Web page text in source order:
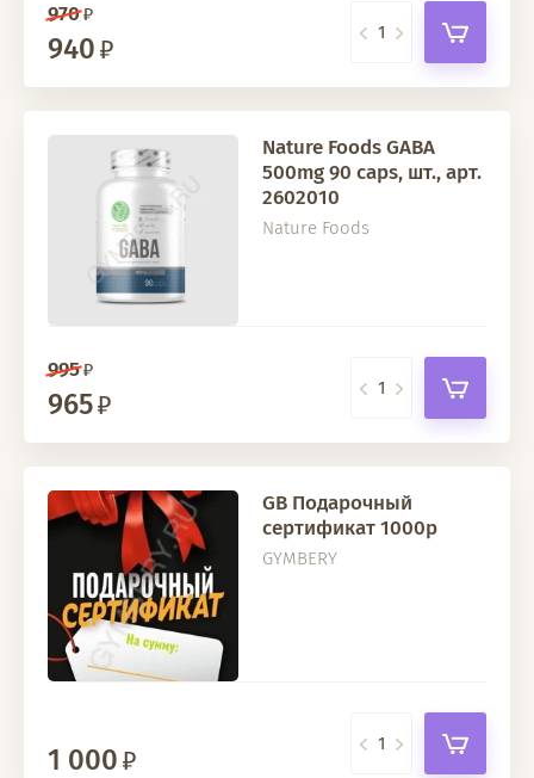
970
940
Nature Foods GABA
500mg 90 caps, шт., арт.
2602010
Nature Foods
995
965
GB Подарочный
сертификат 1000р
GYMBERY
1 000